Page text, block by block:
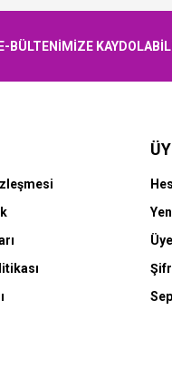
BÜLTENİMİZE